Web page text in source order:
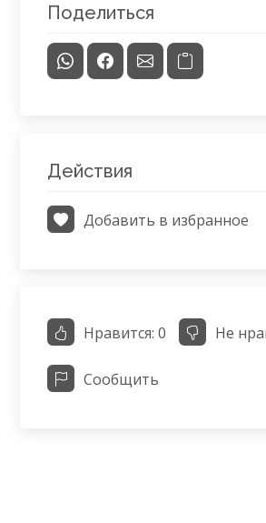
Поделиться
Действия
Добавить в избранное
Нравится: 0 Не
Сообщить